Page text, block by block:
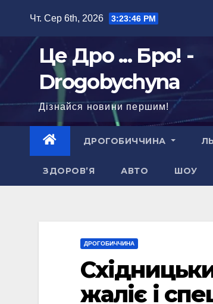
Чт. Сер 6th, 2026 3:23:47 PM
Це Дро ... Бро! -
Drogobychyna
Дізнайся новини першим!
ДРОГОБИЧЧИНА
ЗДОРОВ’Я АВТО ШОУ
ДРОГОБИЧЧИНА
жаліє і